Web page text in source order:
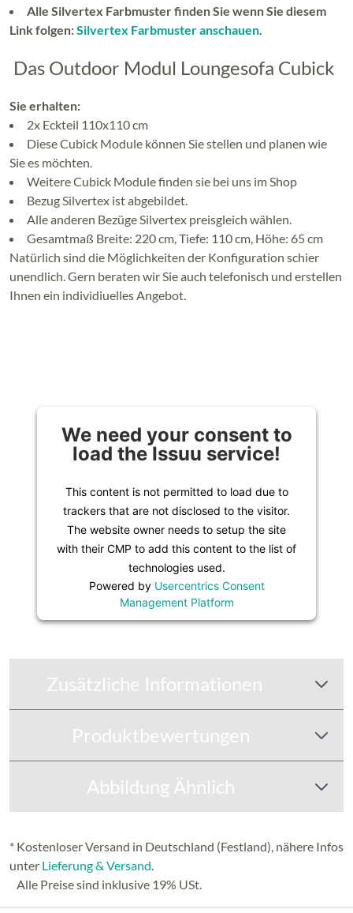
Alle Silvertex Farbmuster finden Sie wenn Sie diesem
Link folgen:Silvertex Farbmuster anschauen.
Das Outdoor Modul Loungesofa Cubick
Sie erhalten:
2x Eckteil 110x110 cm
Diese Cubick Module können Sie stellen und planen wie
Sie es möchten.
Weitere Cubick Module finden sie bei uns im Shop
Bezug Silvertex ist abgebildet.
Alle anderen Bezüge Silvertex preisgleich wählen.
Gesamtmaß Breite: 220 cm, Tiefe: 110 cm, Höhe: 65 cm
Natürlich sind die Möglichkeiten der Konfiguration schier
unendlich. Gern beraten wir Sie auch telefonisch und erstellen
Ihnen ein individiuelles Angebot.
We need your consent to
load the Issuu service!
This content is not permitted to load due to
trackers that are not disclosed to the visitor.
The website owner needs to setup the site
with their CMP to add this content to the list of
technologies used.
Powered by Usercentrics Consent
Management Platform
Zusätzliche Informationen
Produktbewertungen
Abbildung Ähnlich
* Kostenloser Versand in Deutschland (Festland), nähere Infos
unter Lieferung & Versand.
Alle Preise sind inklusive 19% USt.